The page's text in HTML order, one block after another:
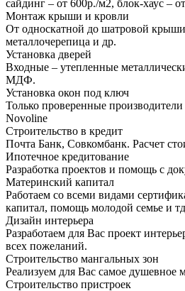
сайдинг – от 600р./м2, блок-хаус –
Монтаж крыши и кровли
От односкатной до шатровой
металлочерепица и др.
Установка дверей
Входные – утепленные
МДФ.
Установка окон под ключ
Только проверенные
Novoline
Строительство в кредит
Почта Банк, Совкомбанк. Расчет
Ипотечное кредитование
Разработка проектов и помощь с
Материнский капитал
Работаем со всеми видами
капитал, помощь молодой семье и
Дизайн интерьера
Разработаем для Вас проект
всех пожеланий.
Строительство мангальных зон
Реализуем для Вас самое душевное
Строительство пристроек